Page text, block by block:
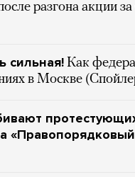
разгона акции
сильная! Как
в Москве